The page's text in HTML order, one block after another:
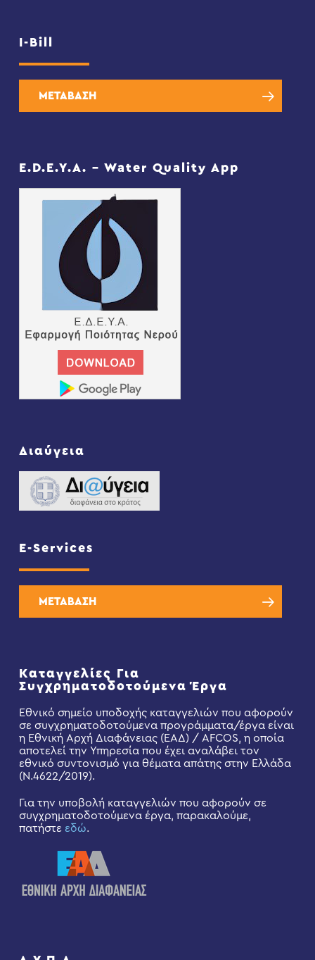
I-Bill
ΜΕΤΑΒΑΣΗ
E.D.E.Y.A. – Water Quality App
Διαύγεια
E-Services
ΜΕΤΑΒΑΣΗ
Καταγγελίες Για
Συγχρηματοδοτούμενα Έργα
Εθνικό σημείο υποδοχής καταγγελιών που αφορούν
σε συγχρηματοδοτούμενα προγράμματα/έργα είναι
η Εθνική Αρχή Διαφάνειας (ΕΑΔ) / AFCOS, η οποία
αποτελεί την Υπηρεσία που έχει αναλάβει τον
εθνικό συντονισμό για θέματα απάτης στην Ελλάδα
(Ν.4622/2019).
Για την υποβολή καταγγελιών που αφορούν σε
συγχρηματοδοτούμενα έργα, παρακαλούμε,
πατήστε εδώ.